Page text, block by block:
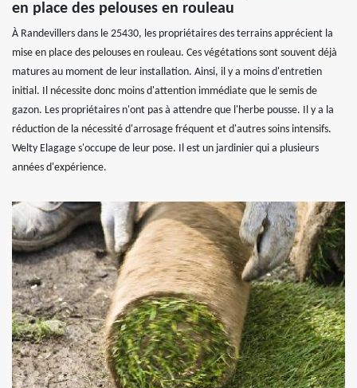
en place des pelouses en rouleau
À Randevillers dans le 25430, les propriétaires des terrains apprécient la
mise en place des pelouses en rouleau. Ces végétations sont souvent déjà
matures au moment de leur installation. Ainsi, il y a moins d'entretien
initial. Il nécessite donc moins d'attention immédiate que le semis de
gazon. Les propriétaires n'ont pas à attendre que l'herbe pousse. Il y a la
réduction de la nécessité d'arrosage fréquent et d'autres soins intensifs.
Welty Elagage s'occupe de leur pose. Il est un jardinier qui a plusieurs
années d'expérience.